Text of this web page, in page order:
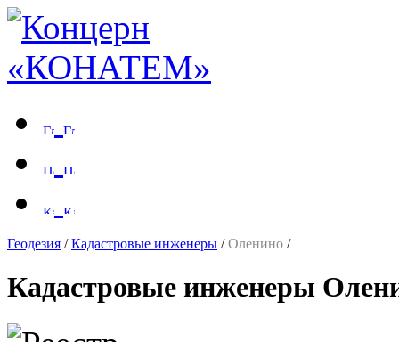
Геодезия /Кадастровые инженеры /Оленино /
Кадастровые инженеры